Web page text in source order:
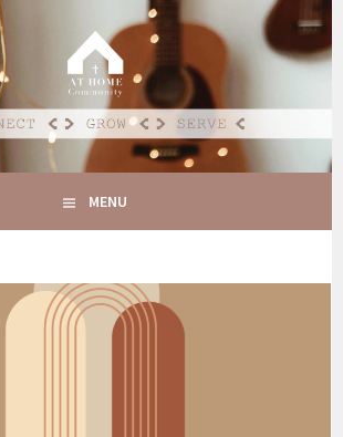
COMMUNITY
SERVE
MENU